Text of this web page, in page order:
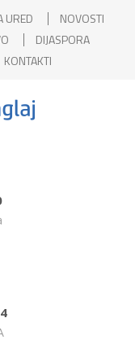
URED
NOVOSTI
DIJASPORA
KONTAKTI